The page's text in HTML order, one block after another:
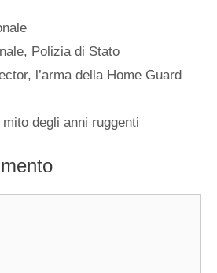
, Polizia di Stato
l’arma della Home Guard
degli anni ruggenti